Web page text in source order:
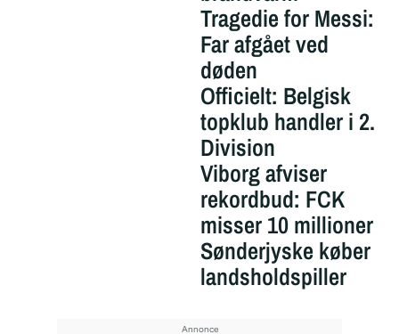
Tragedie for Messi:
Far afgået ved
døden
Officielt: Belgisk
topklub handler i 2.
Division
Viborg afviser
rekordbud: FCK
misser 10 millioner
Sønderjyske køber
landsholdspiller